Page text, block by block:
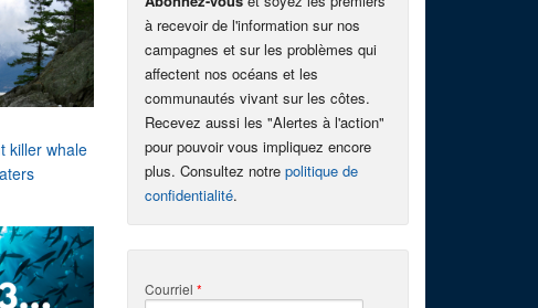
killer whale
à recevoir de l'information sur nos
campagnes et sur les problèmes qui
affectent nos océans et les
communautés vivant sur les côtes.
Recevez aussi les "Alertes à l'action"
pour pouvoir vous impliquez encore
plus. Consultez notre politique de
confidentialité.
Courriel *